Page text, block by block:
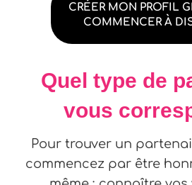
CRÉER MON PROFIL
COMMENCER À
Quel type de
vous
Pour trouver un
commencez par être